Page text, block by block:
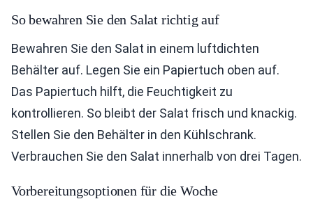
So bewahren Sie den Salat richtig auf
Bewahren Sie den Salat in einem luftdichten
Behälter auf. Legen Sie ein Papiertuch oben auf.
Das Papiertuch hilft, die Feuchtigkeit zu
kontrollieren. So bleibt der Salat frisch und knackig.
Stellen Sie den Behälter in den Kühlschrank.
Verbrauchen Sie den Salat innerhalb von drei Tagen.
Vorbereitungsoptionen für die Woche